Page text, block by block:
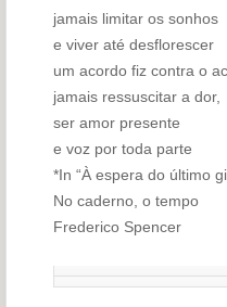
jamais limitar os sonhos
e viver até desflorescer
um acordo fiz contra o
jamais ressuscitar a dor,
ser amor presente
e voz por toda parte
*In “À espera do último
No caderno, o tempo
Frederico Spencer